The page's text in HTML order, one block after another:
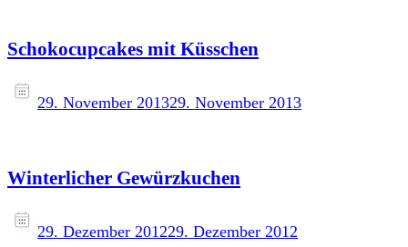
Schokocupcakes mit Küsschen
29. November 201329. November 2013
Winterlicher Gewürzkuchen
29. Dezember 201229. Dezember 2012